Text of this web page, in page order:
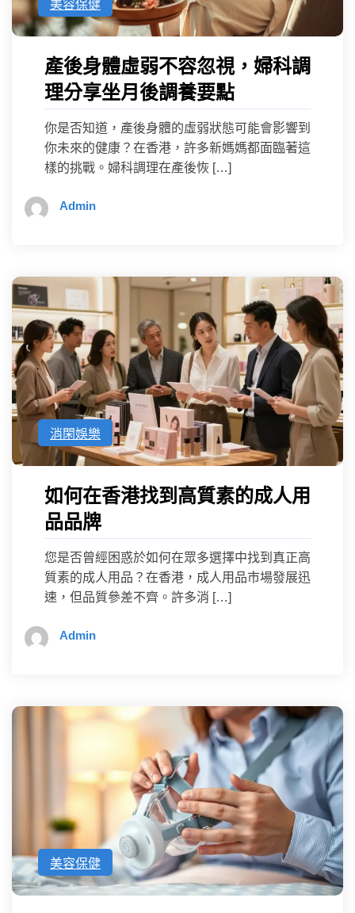
美容保健
產後身體虛弱不容忽視，婦科調
理分享坐月後調養要點
你是否知道，產後身體的虛弱狀態可能會影響到
你未來的健康？在香港，許多新媽媽都面臨著這
樣的挑戰。婦科調理在產後恢 […]
Admin
消閑娛樂
如何在香港找到高質素的成人用
品品牌
您是否曾經困惑於如何在眾多選擇中找到真正高
質素的成人用品？在香港，成人用品市場發展迅
速，但品質參差不齊。許多消 […]
Admin
美容保健